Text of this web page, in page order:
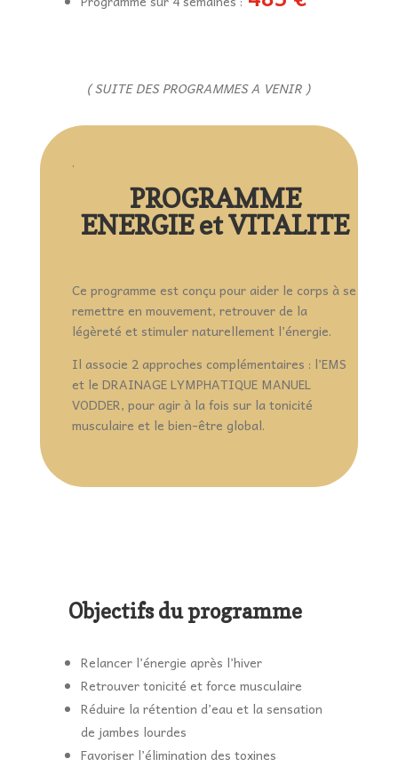
( SUITE DES PROGRAMMES A VENIR )
.
PROGRAMME
ENERGIE et VITALITE
Ce programme est conçu pour aider le corps à se
remettre en mouvement, retrouver de la
légèreté et stimuler naturellement l’énergie.
Il associe 2 approches complémentaires : l’EMS
et le DRAINAGE LYMPHATIQUE MANUEL
VODDER, pour agir à la fois sur la tonicité
musculaire et le bien-être global.
Objectifs du programme
Relancer l’énergie après l’hiver
Retrouver tonicité et force musculaire
Réduire la rétention d’eau et la sensation
de jambes lourdes
Favoriser l’élimination des toxines